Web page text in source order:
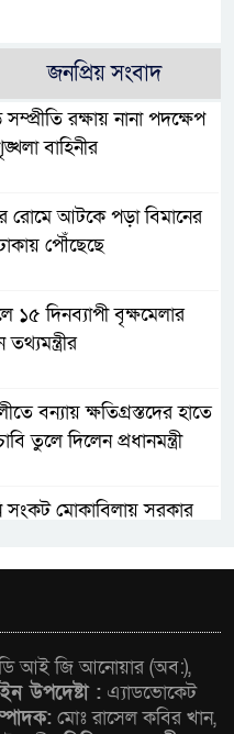
জনপ্রিয় সংবাদ
সম্প্রীতি রক্ষায় নানা পদক্ষেপ
বাহিনীর
রোমে আটকে পড়া বিমানের
পৌঁছেছে
১৫ দিনব্যাপী বৃক্ষমেলার
বন্যায় ক্ষতিগ্রস্তদের হাতে
তুলে দিলেন প্রধানমন্ত্রী
সংকট মোকাবিলায় সরকার
কমিটির নির্বাহী সদস্য
পুঁজিবাজারে
আই জি আনোয়ার (অব:),
উপদেষ্টা : এ্যাডভোকেট
মোঃ রাসেল কবির খান,